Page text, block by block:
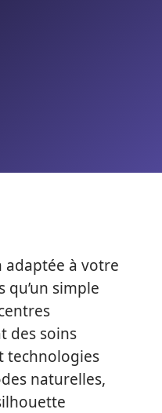
à votre
simple
des soins
technologies
naturelles,